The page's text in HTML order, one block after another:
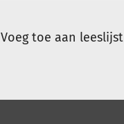
Voeg toe aan leeslijst